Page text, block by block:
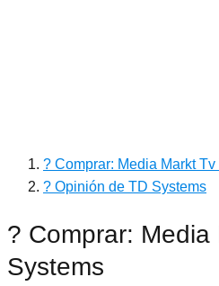
? Comprar: Media Markt
? Opinión de TD Systems
? Comprar: Media
Systems